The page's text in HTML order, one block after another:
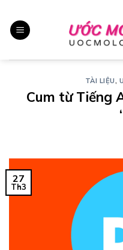
đến
nội
TÀI LIỆU,
Cum từ Tiếng
27
Th3